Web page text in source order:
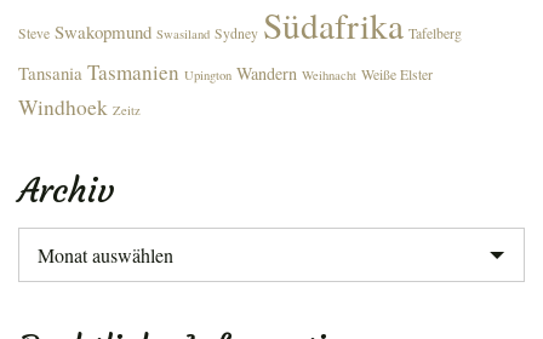
Steve Swakopmund Swasiland Sydney Südafrika Tafelberg
Tansania Tasmanien Upington Wandern Weihnacht Weiße Elster
Windhoek Zeitz
Archiv
Archiv